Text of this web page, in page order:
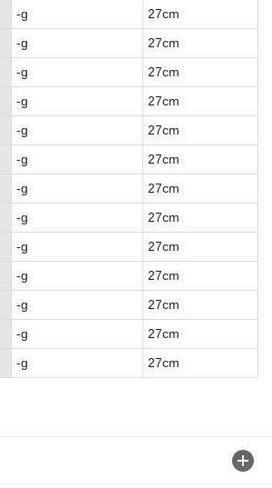
-g
27cm
-g
27cm
-g
27cm
-g
27cm
-g
27cm
-g
27cm
-g
27cm
-g
27cm
-g
27cm
-g
27cm
-g
27cm
-g
27cm
-g 27cm